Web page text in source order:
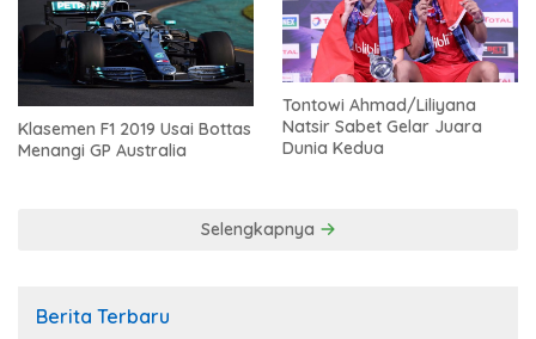
Klasemen F1 2019 Usai Bottas
Menangi GP Australia
Tontowi Ahmad/Liliyana
Natsir Sabet Gelar Juara
Dunia Kedua
Selengkapnya
Berita Terbaru